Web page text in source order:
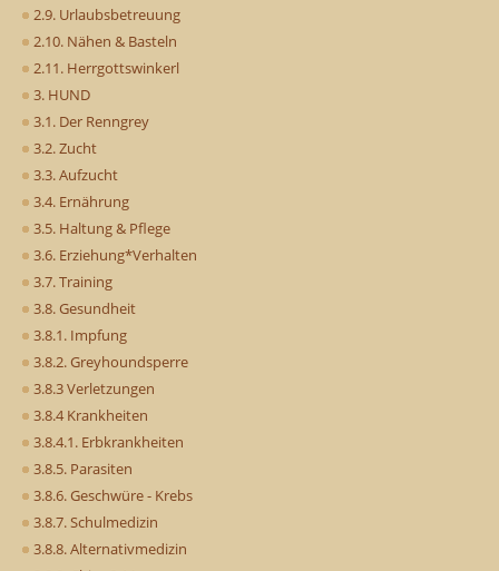
2.9. Urlaubsbetreuung
2.10. Nähen & Basteln
2.11. Herrgottswinkerl
3. HUND
3.1. Der Renngrey
3.2. Zucht
3.3. Aufzucht
3.4. Ernährung
3.5. Haltung & Pflege
3.6. Erziehung*Verhalten
3.7. Training
3.8. Gesundheit
3.8.1. Impfung
3.8.2. Greyhoundsperre
3.8.3 Verletzungen
3.8.4 Krankheiten
3.8.4.1. Erbkrankheiten
3.8.5. Parasiten
3.8.6. Geschwüre - Krebs
3.8.7. Schulmedizin
3.8.8. Alternativmedizin